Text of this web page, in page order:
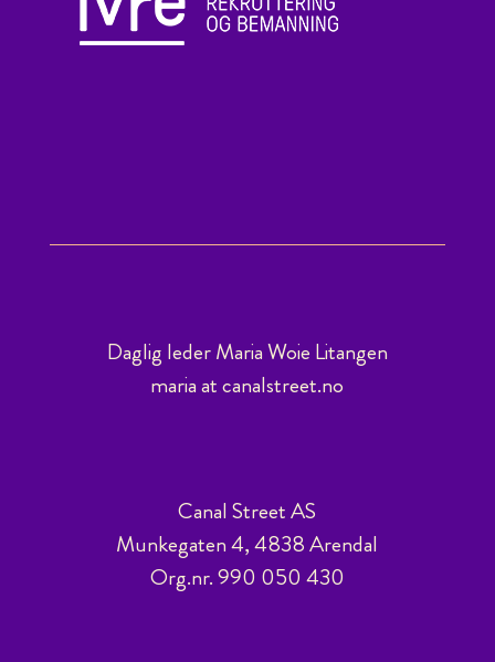
Daglig leder Maria Woie Litangen
maria at canalstreet.no
Canal Street AS
Munkegaten 4, 4838 Arendal
Org.nr. 990 050 430